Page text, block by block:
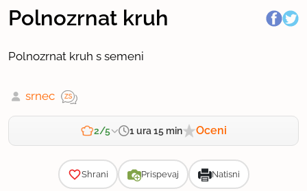
Polnozrnat kruh
Polnozrnat kruh s semeni
srnec
2/5 1 ura 15 min Oceni
Shrani Prispevaj Natisni